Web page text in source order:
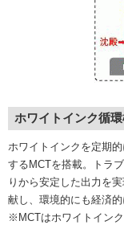
ホワイトインク循
ホワイトインクを定期
するMCTを搭載。トラ
りから安定した出力を
献し、環境的にも経済
※MCTはホワイトインク